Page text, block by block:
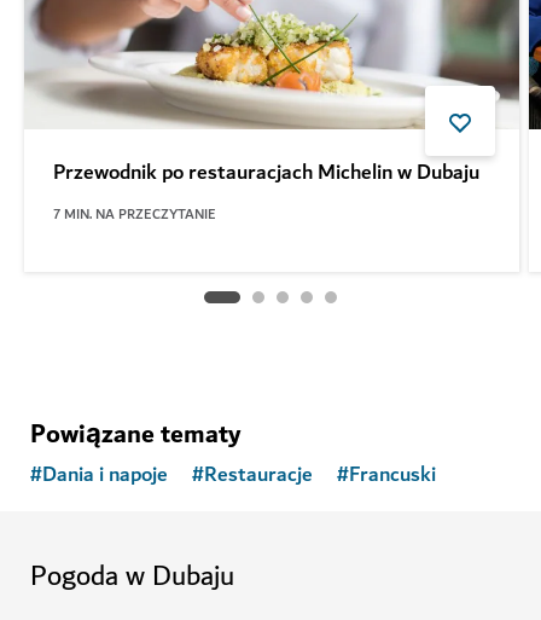
Przewodnik po restauracjach Michelin w Dubaju
7 MIN. NA PRZECZYTANIE
Powiązane tematy
#Dania i napoje #Restauracje #Francuski
Pogoda w Dubaju